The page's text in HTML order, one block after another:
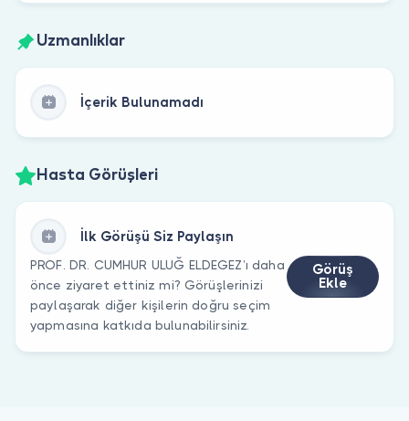
Uzmanlıklar
İçerik Bulunamadı
Hasta Görüşleri
İlk Görüşü Siz Paylaşın
PROF. DR. CUMHUR ULUĞ ELDEGEZ’ı daha
önce ziyaret ettiniz mi? Görüşlerinizi
paylaşarak diğer kişilerin doğru seçim
yapmasına katkıda bulunabilirsiniz.
Görüş
Ekle